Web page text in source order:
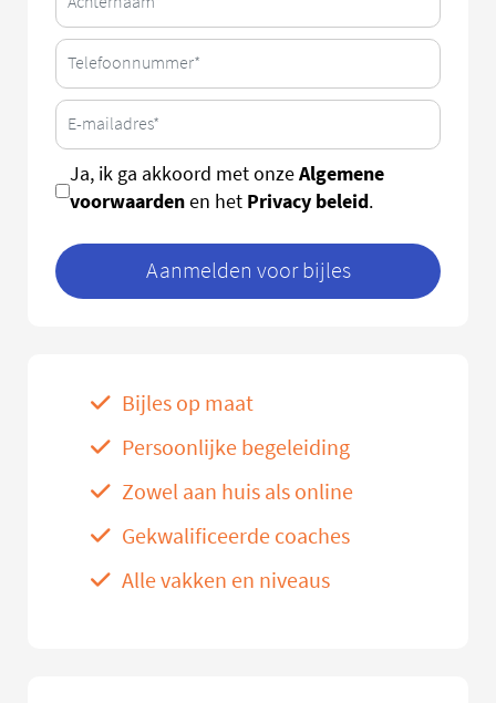
Ja, ik ga akkoord met onzeAlgemene
voorwaardenen het Privacy beleid.
Aanmelden voor bijles
Bijles op maat
Persoonlijke begeleiding
Zowel aan huis als online
Gekwalificeerde coaches
Alle vakken en niveaus